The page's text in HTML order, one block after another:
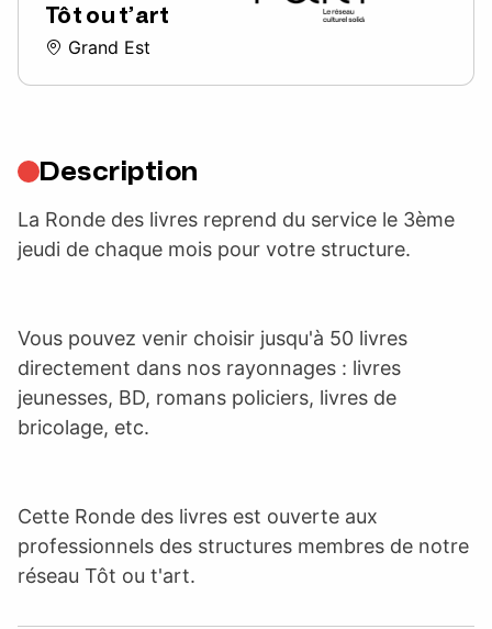
Tôt ou t’art
Grand Est
Description
La Ronde des livres reprend du service le 3ème
jeudi de chaque mois pour votre structure.
Vous pouvez venir choisir jusqu'à 50 livres
directement dans nos rayonnages : livres
jeunesses, BD, romans policiers, livres de
bricolage, etc.
Cette Ronde des livres est ouverte aux
professionnels des structures membres de notre
réseau Tôt ou t'art.